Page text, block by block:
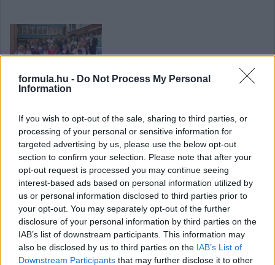
formula.hu - Do Not Process My Personal
Information
If you wish to opt-out of the sale, sharing to third parties, or
processing of your personal or sensitive information for
targeted advertising by us, please use the below opt-out
section to confirm your selection. Please note that after your
opt-out request is processed you may continue seeing
interest-based ads based on personal information utilized by
us or personal information disclosed to third parties prior to
your opt-out. You may separately opt-out of the further
disclosure of your personal information by third parties on the
IAB’s list of downstream participants. This information may
also be disclosed by us to third parties on the IAB’s List of
Downstream Participants that may further disclose it to other
Élj a lehetőséggel, szerezz érettségit munka
mellett!
Új korszak a hazai quadpiacon: A New Jet Power
vette át a legendás TGB márka képviseletét